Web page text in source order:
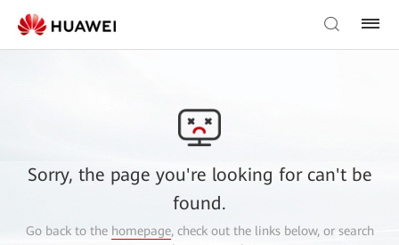
Sorry, the page you're looking for can't be
found.
Go back to the homepage, check out the links below, or search